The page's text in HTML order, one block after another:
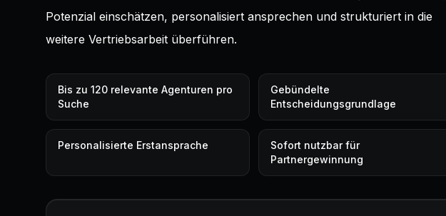
Potenzial einschätzen, personalisiert ansprechen und strukturiert in die
weitere Vertriebsarbeit überführen.
Bis zu 120 relevante Agenturen pro
Suche
Gebündelte
Entscheidungsgrundlage
Personalisierte Erstansprache
Sofort nutzbar für
Partnergewinnung